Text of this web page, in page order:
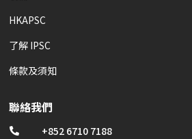
HKAPSC
了解 IPSC
條款及須知
聯絡我們
 +852 6710 7188